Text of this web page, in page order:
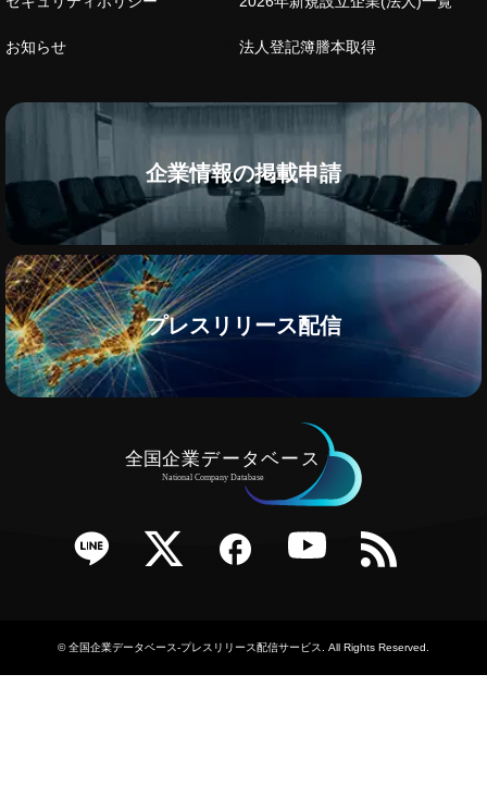
お知らせ 法人登記簿謄本取得
企業情報の掲載申請
プレスリリース配信
Twitter Facebook YouTube RSS
©全国企業データベース-プレスリリース配信サービス. All Rights Reserved.